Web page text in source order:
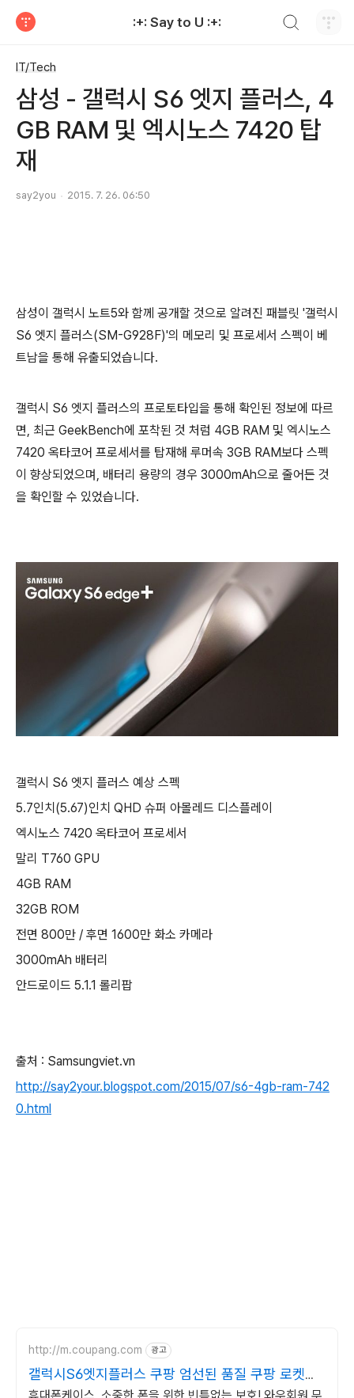
:+: Say to U :+:
IT/Tech
삼성 - 갤럭시 S6 엣지 플러스, 4
GB RAM 및 엑시노스 7420 탑
재
say2you 2015. 7. 26. 06:50
삼성이 갤럭시 노트5와 함께 공개할 것으로 알려진 패블릿 '갤럭시
S6 엣지 플러스(SM-G928F)'의 메모리 및 프로세서 스펙이 베
트남을 통해 유출되었습니다.
갤럭시 S6 엣지 플러스의 프로토타입을 통해 확인된 정보에 따르
면, 최근 GeekBench에 포착된 것 처럼 4GB RAM 및 엑시노스
7420 옥타코어 프로세서를 탑재해 루머속 3GB RAM보다 스펙
이 향상되었으며, 배터리 용량의 경우 3000mAh으로 줄어든 것
을 확인할 수 있었습니다.
갤럭시 S6 엣지 플러스 예상 스펙
5.7인치(5.67)인치 QHD 슈퍼 아몰레드 디스플레이
엑시노스 7420 옥타코어 프로세서
말리 T760 GPU
4GB RAM
32GB ROM
전면 800만 / 후면 1600만 화소 카메라
3000mAh 배터리
안드로이드 5.1.1 롤리팝
출처 : Samsungviet.vn
http://say2your.blogspot.com/2015/07/s6-4gb-ram-742
0.html
http://m.coupang.com 광고
갤럭시S6엣지플러스 쿠팡 엄선된 품질 쿠팡 로켓배
송